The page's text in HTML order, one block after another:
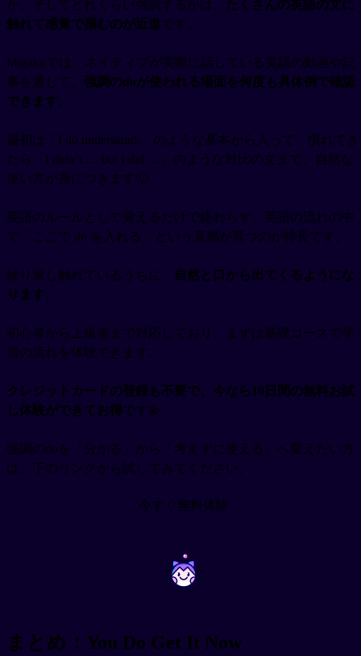
か、そしてどれくらい強調するかは、 たくさんの英語の文に
触れて感覚で掴むのが近道です。
Migakuでは、ネイティブが実際に話している英語の動画や記
事を通して、 強調のdoが使われる場面を何度も具体例で確認
できます。
最初は「I do understand.」のような基本から入って、慣れてき
たら「I didn’t … but I did …」のような対比の文まで、自然な
使い方が身につきます🙂
英語のルールとして覚えるだけで終わらず、英語の流れの中
で「ここで do を入れる」という直感が育つのが特長です。
繰り返し触れているうちに、
自然と口から出てくるようにな
ります。
初心者から上級者まで対応しており、まずは基礎コースで学
習の流れを体験できます。
クレジットカードの登録も不要で、今なら10日間の無料お試
し体験ができてお得です💫
強調のdoを「分かる」から「考えずに使える」へ変えたい方
は、下のリンクから試してみてください。
今すぐ無料体験
~ ~
まとめ：You Do Get It Now